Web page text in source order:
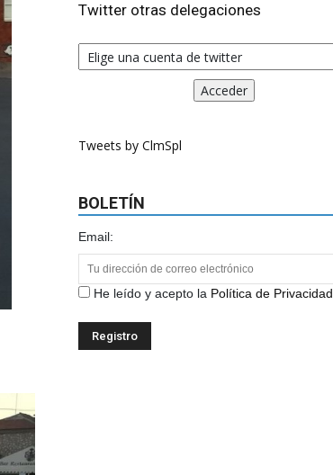
Twitter otras delegaciones
Tweets by ClmSpl
BOLETÍN
Email:
He leído y acepto la Política de Privacidad